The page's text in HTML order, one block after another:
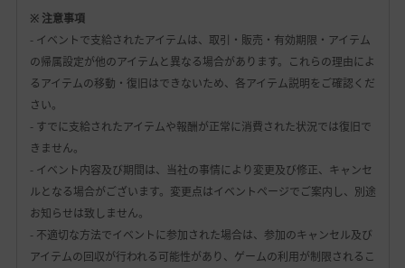
※ 注意事項
- イベントで支給されたアイテムは、取引・販売・有効期限・アイテム
の帰属設定が他のアイテムと異なる場合があります。これらの理由によ
るアイテムの移動・復旧はできないため、各アイテム説明をご確認くだ
さい。
- すでに支給されたアイテムや報酬が正常に消費された状況では復旧で
きません。
- イベント内容及び期間は、当社の事情により変更及び修正、キャンセ
ルとなる場合がございます。変更点はイベントページでご案内し、別途
お知らせは致しません。
- 不適切な方法でイベントに参加された場合は、参加のキャンセル及び
アイテムの回収が行われる可能性があり、ゲームの利用が制限されるこ